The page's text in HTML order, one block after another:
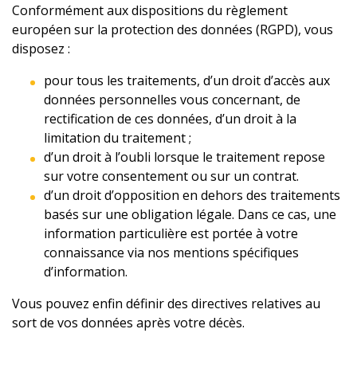
Conformément aux dispositions du règlement
européen sur la protection des données (RGPD), vous
disposez :
pour tous les traitements, d’un droit d’accès aux
données personnelles vous concernant, de
rectification de ces données, d’un droit à la
limitation du traitement ;
d’un droit à l’oubli lorsque le traitement repose
sur votre consentement ou sur un contrat.
d’un droit d’opposition en dehors des traitements
basés sur une obligation légale. Dans ce cas, une
information particulière est portée à votre
connaissance via nos mentions spécifiques
d’information.
Vous pouvez enfin définir des directives relatives au
sort de vos données après votre décès.